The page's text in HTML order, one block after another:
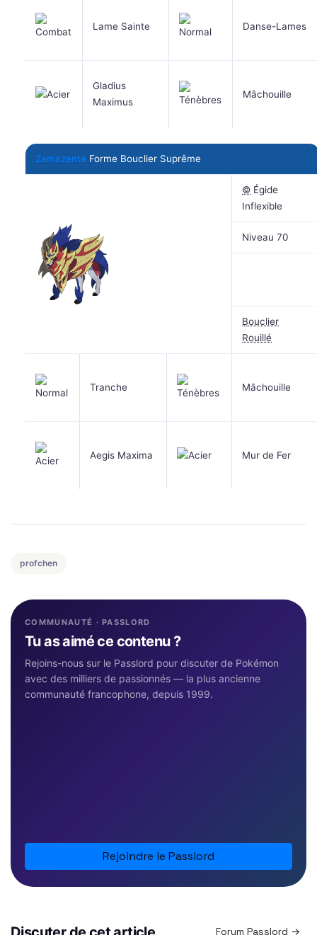
Lame Sainte Danse-Lames
Gladius
Maximus
Mâchouille
Zamazenta Forme Bouclier Suprême
© Égide
Inflexible
Niveau 70
Bouclier
Rouillé
Tranche Mâchouille
Aegis Maxima Mur de Fer
profchen
COMMUNAUTÉ · PASSLORD
Tu as aimé ce contenu ?
Rejoins-nous sur le Passlord pour discuter de Pokémon
avec des milliers de passionnés — la plus ancienne
communauté francophone, depuis 1999.
Rejoindre le Passlord
Forum Passlord →